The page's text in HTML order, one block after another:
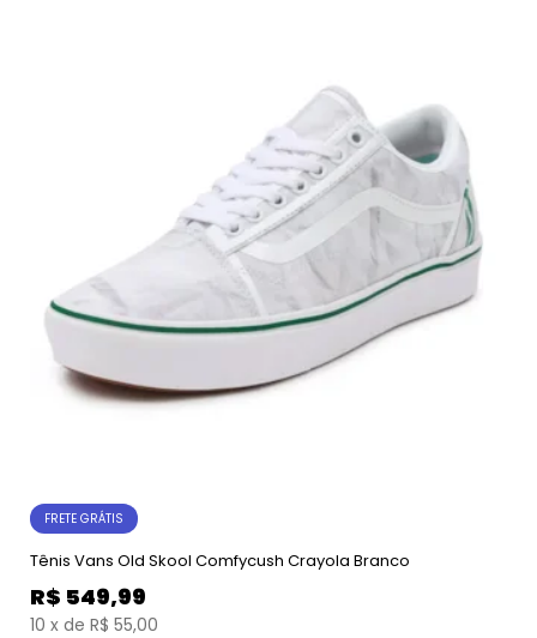
FRETE GRÁTIS
Tênis Vans Old Skool Comfycush Crayola Branco
R$ 549,99
10 x de R$ 55,00